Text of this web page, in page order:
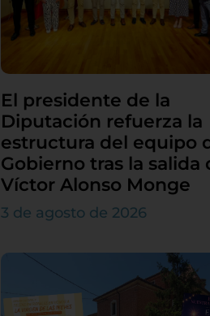
El presidente de la
Diputación refuerza la
estructura del equipo
Gobierno tras la salida
Víctor Alonso Monge
3 de agosto de 2026